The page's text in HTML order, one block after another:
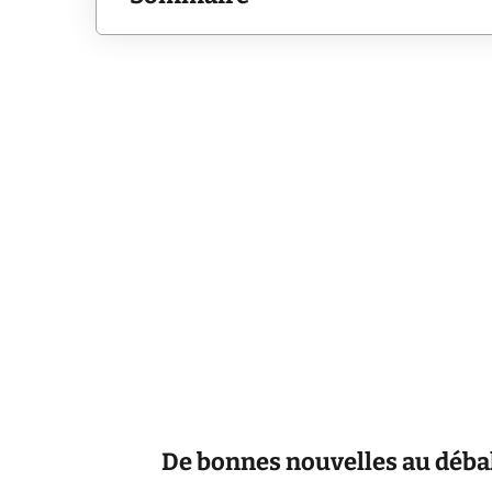
De bonnes nouvelles au